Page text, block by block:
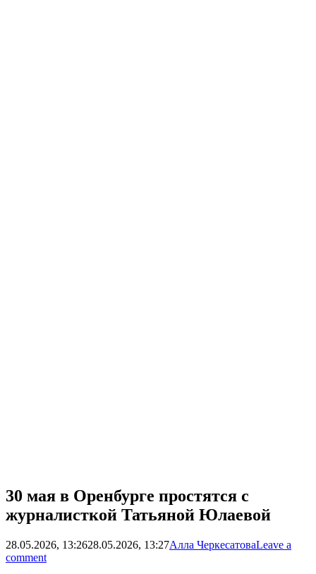
30 мая в Оренбурге простятся с
журналисткой Татьяной Юлаевой
28.05.2026, 13:2628.05.2026, 13:27Алла ЧеркесатоваLeave a
comment